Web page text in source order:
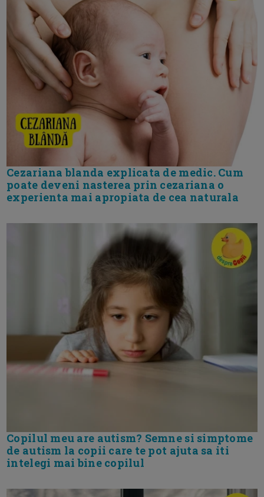
Cezariana blanda explicata de medic. Cum
poate deveni nasterea prin cezariana o
experienta mai apropiata de cea naturala
Copilul meu are autism? Semne si simptome
de autism la copii care te pot ajuta sa iti
intelegi mai bine copilul